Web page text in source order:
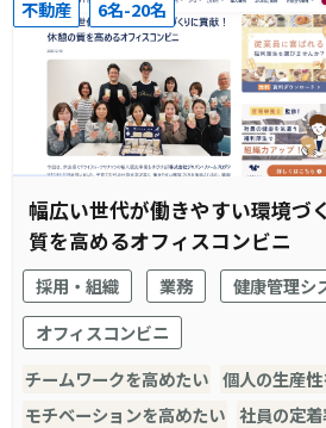
不動産 6名-20名
幅広い世代が働きやすい環境づ
質を高めるオフィスコンビニ
採用・組織 業務
健康管理シ
オフィスコンビニ
チームワークを高めたい 個人の生産
モチベーションを高めたい 社員の定